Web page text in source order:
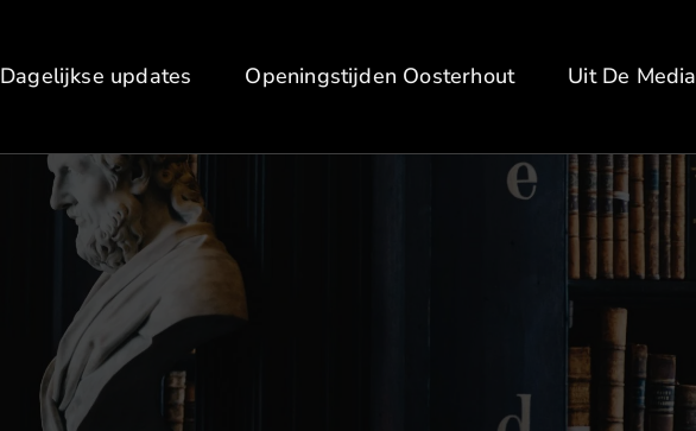
Dagelijkse updates Openingstijden Oosterhout Uit De Media